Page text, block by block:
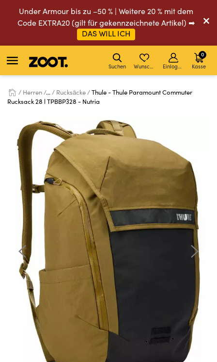
Under Armour bis zu –50 % | Weitere 20 % mit dem
Code EXTRA20 (gilt für gekennzeichnete Artikel) ➡
DAS WILL ICH
Suchen Wunschliste Einloggen Kasse
0
Herren ... Rucksäcke
Thule - Thule Paramount Commuter
Rucksack 28 l TPBBP328 - Nutria